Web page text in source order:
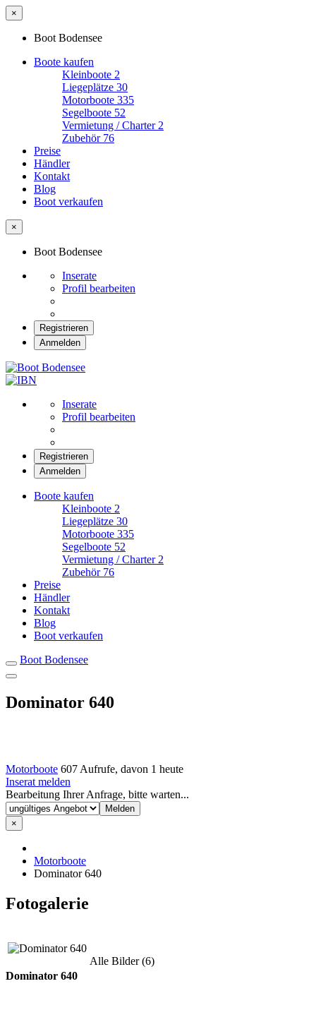
×
Boot Bodensee
Boote kaufen
Kleinboote 2
Liegeplätze 30
Motorboote 335
Segelboote 52
Vermietung / Charter 2
Zubehör 76
Preise
Händler
Kontakt
Blog
Boot verkaufen
×
Boot Bodensee
Inserate
Profil bearbeiten
Registrieren
Anmelden
Inserate
Profil bearbeiten
Registrieren
Anmelden
Boote kaufen
Kleinboote 2
Liegeplätze 30
Motorboote 335
Segelboote 52
Vermietung / Charter 2
Zubehör 76
Preise
Händler
Kontakt
Blog
Boot verkaufen
Boot Bodensee
Dominator 640
Motorboote 607 Aufrufe, davon 1 heute
Inserat melden
Bearbeitung Ihrer Anfrage, bitte warten...
×
Motorboote
Dominator 640
Fotogalerie
Alle Bilder (6)
Dominator 640